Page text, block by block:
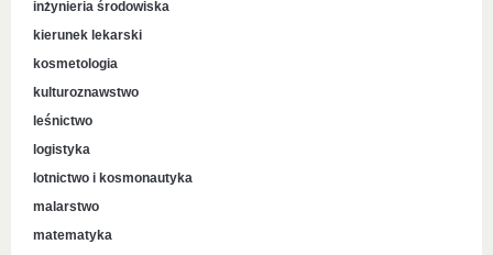
inżynieria środowiska
kierunek lekarski
kosmetologia
kulturoznawstwo
leśnictwo
logistyka
lotnictwo i kosmonautyka
malarstwo
matematyka